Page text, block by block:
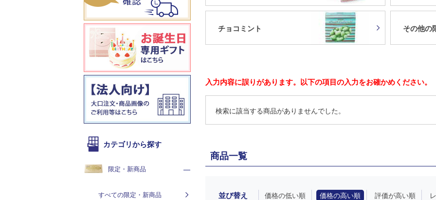
チョコミント その他の
入力内容に誤りがあります。以下の項目の入力をお確かめください。
検索に該当する商品がありませんでした。
商品一覧
並び替え 価格の低い順 価格の高い順 評価が高い順
カテゴリから探す
限定・新商品
すべての限定・新商品